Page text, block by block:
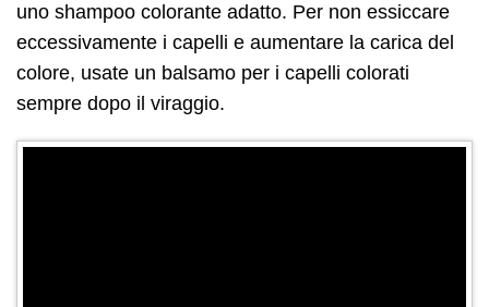
uno shampoo colorante adatto. Per non essiccare
eccessivamente i capelli e aumentare la carica del
colore, usate un balsamo per i capelli colorati
sempre dopo il viraggio.